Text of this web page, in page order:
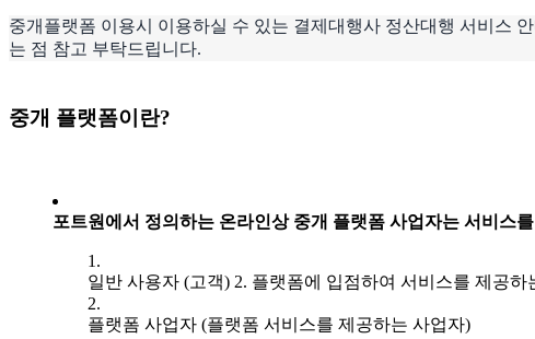
중개플랫폼 이용시 이용하실 수 있는 결제대행사 정산대행 서비스
는 점 참고 부탁드립니다.
중개 플랫폼이란?
포트원에서 정의하는 온라인상 중개 플랫폼 사업자는 서비스
일반 사용자 (고객) 2. 플랫폼에 입점하여 서비스를 제공하
플랫폼 사업자 (플랫폼 서비스를 제공하는 사업자)